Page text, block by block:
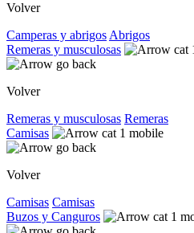
Volver
Camperas y abrigos Abrigos
Remeras y musculosas
Volver
Remeras y musculosas Remeras
Camisas
Volver
Camisas Camisas
Buzos y Canguros